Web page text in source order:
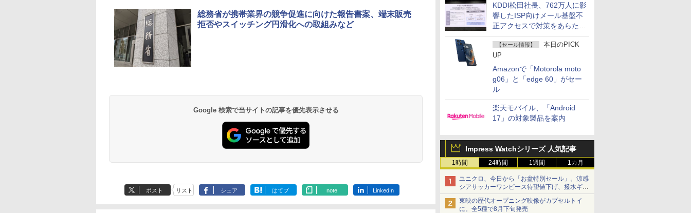
KDDI松田社長、762万人に影
響したISP向けメール基盤不
正アクセスで対策をあらため
て説明
【セール情報】
本日のPICK
UP
Amazonで「Motorola moto
g06」と「edge 60」がセー
ル
楽天モバイル、「Android
17」の対象製品を案内
Impress Watchシリーズ 人気記事
1時間 24時間 1週間 1カ月
ユニクロ、今日から「お盆特別セール」。涼感
シアサッカーワンピース待望値下げ、撥水ギア
ショーツは1990円に
東映の歴代オープニング映像がカプセルトイ
に。全5種で8月下旬発売
総務省が携帯業界の競争促進に向けた報告書案、端末販売
拒否やスイッチング円滑化への取組みなど
Google 検索で当サイトの記事を優先表示させる
ポスト リスト シェア はてブ note LinkedIn